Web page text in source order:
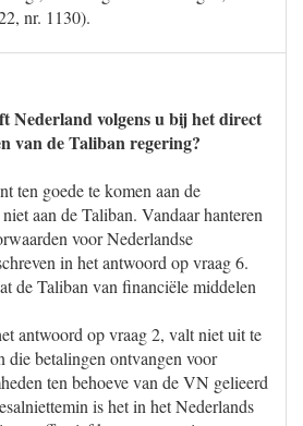
nr. 1130).
Nederland volgens u bij het direct
van de Taliban regering?
ten goede te komen aan de
aan de Taliban. Vandaar hanteren
voor Nederlandse
in het antwoord op vraag 6.
de Taliban van financiële middelen
antwoord op vraag 2, valt niet uit te
die betalingen ontvangen voor
ten behoeve van de VN gelieerd
is het in het Nederlands